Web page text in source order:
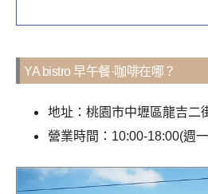
YA bistro 早午餐·咖啡在哪？
地址：桃園市中壢區龍吉二
營業時間：10:00-18:00(週